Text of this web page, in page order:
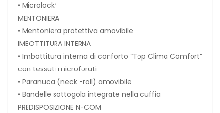
• Microlock²
MENTONIERA
• Mentoniera protettiva amovibile
IMBOTTITURA INTERNA
• Imbottitura interna di conforto “Top Clima Comfort”
con tessuti microforati
• Paranuca (neck -roll) amovibile
• Bandelle sottogola integrate nella cuffia
PREDISPOSIZIONE N-COM